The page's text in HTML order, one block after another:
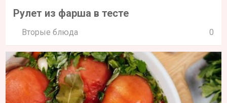
Рулет из фарша в тесте
Вторые блюда 0